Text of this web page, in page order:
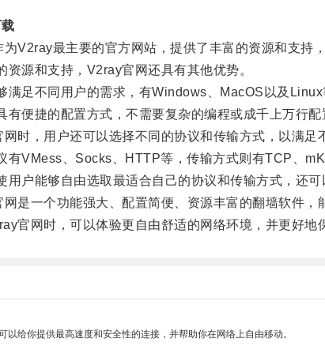
最主要的官方网站，提供了丰富的资源和支持，
源和支持，V2ray官网还具有其他优势。
足不同用户的需求，有Windows、MacOS以及Linux
便捷的配置方式，不需要复杂的编程或成千上万行配
，用户还可以选择不同的协议和传输方式，以满足
VMess、Socks、HTTP等，传输方式则有TCP、
户能够自由选取最适合自己的协议和传输方式，还可
一个功能强大、配置简便、资源丰富的翻墙软件，
网时，可以体验更自由舒适的网络环境，并更好地
以给你提供最高速度和安全性的连接，并帮助你在网络上自由移动。